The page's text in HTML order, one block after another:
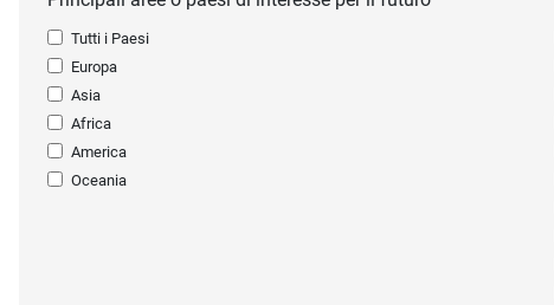
Tutti i Paesi
Europa
Asia
Africa
America
Oceania